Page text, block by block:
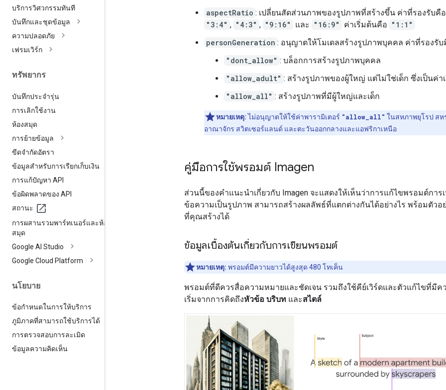
บริการวิศวกรรมทันที
บันทึกและชุดข้อมูล
ความปลอดภัย
เฟรมเวิร์ก
ทรัพยากร
บันทึกประจำรุ่น
การเลิกใช้งาน
ห้องสมุด
การย้ายข้อมูล
ขีดจำกัดอัตรา
ข้อมูลสำหรับการเรียกเก็บเงิน
การแก้ปัญหา API
ข้อผิดพลาดของ API
สถานะ
การผสานรวมพาร์ทเนอร์และห้อง
สมุด
Google AI Studio
Google Cloud Platform
นโยบาย
ข้อกำหนดในการให้บริการ
ภูมิภาคที่สามารถใช้บริการได้
การตรวจสอบการละเมิด
ข้อมูลความคิดเห็น
aspectRatio : เปลี่ยนสัดส่วนภาพของรูปภาพที่สร้างขึ้น ค่าที่รองรับคือ
"3:4" , "4:3" , "9:16" และ "16:9" ค่าเริ่มต้นคือ "1:1"
personGeneration : อนุญาตให้โมเดลสร้างรูปภาพบุคคล ค่าที่รองรับ
"dont_allow" : บล็อกการสร้างรูปภาพบุคคล
"allow_adult" : สร้างรูปภาพของผู้ใหญ่ แต่ไม่ใช่เด็ก ซึ่งเป็นค่า
"allow_all" : สร้างรูปภาพที่มีผู้ใหญ่และเด็ก
หมายเหตุ:ไม่อนุญาตให้ใช้ค่าพารามิเตอร์ "allow_all" ในสหภาพยุโรป สห
อาณาจักร สวิตเซอร์แลนด์ และตะวันออกกลางและแอฟริกาเหนือ
คู่มือการใช้พรอมต์ Imagen
ส่วนนี้ของคำแนะนำเกี่ยวกับ Imagen จะแสดงให้เห็นว่าการแก้ไขพรอมต์การ
ข้อความเป็นรูปภาพ สามารถสร้างผลลัพธ์ที่แตกต่างกันได้อย่างไร พร้อมตัวอ
ที่คุณสร้างได้
ข้อมูลเบื้องต้นเกี่ยวกับการเขียนพรอมต์
หมายเหตุ: พรอมต์มีความยาวได้สูงสุด 480 โทเค็น
พรอมต์ที่ดีควรสื่อความหมายและชัดเจน รวมถึงใช้คีย์เวิร์ดและตัวแก้ไขที่มีค
เริ่มจากการคิดถึงหัวข้อ บริบท และสไตล์